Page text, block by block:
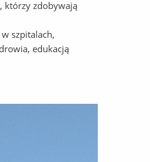
, którzy zdobywają
szpitalach,
edukacją